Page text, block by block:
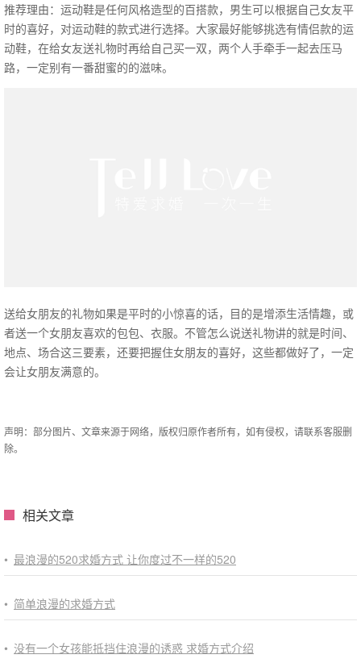
推荐理由：运动鞋是任何风格造型的百搭款，男生可以根据自己女友平
时的喜好，对运动鞋的款式进行选择。大家最好能够挑选有情侣款的运
动鞋，在给女友送礼物时再给自己买一双，两个人手牵手一起去压马
路，一定别有一番甜蜜的的滋味。
送给女朋友的礼物如果是平时的小惊喜的话，目的是增添生活情趣，或
者送一个女朋友喜欢的包包、衣服。不管怎么说送礼物讲的就是时间、
地点、场合这三要素，还要把握住女朋友的喜好，这些都做好了，一定
会让女朋友满意的。
声明：部分图片、文章来源于网络，版权归原作者所有，如有侵权，请联系客服删
除。
相关文章
• 最浪漫的520求婚方式 让你度过不一样的520
• 简单浪漫的求婚方式
• 没有一个女孩能抵挡住浪漫的诱惑 求婚方式介绍